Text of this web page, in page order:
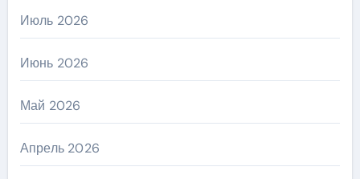
Июль 2026
Июнь 2026
Май 2026
Апрель 2026